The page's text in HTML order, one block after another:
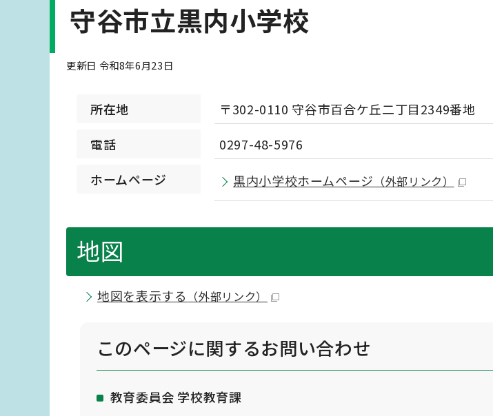
守谷市立黒内小学校
更新日 令和8年6月23日
所在地
〒302-0110 守谷市百合ケ丘二丁目2349番地
電話
0297-48-5976
ホームページ
黒内小学校ホームページ （外部リンク）
地図
地図を表示する （外部リンク）
このページに関するお問い合わせ
教育委員会 学校教育課